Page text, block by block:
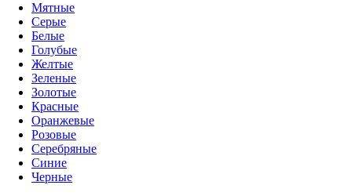
Мятные
Серые
Белые
Голубые
Желтые
Зеленые
Золотые
Красные
Оранжевые
Розовые
Серебряные
Синие
Черные